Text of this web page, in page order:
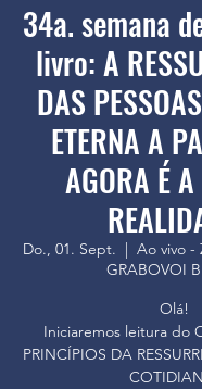
34a. semana
livro: A
DAS
ETERNA A
AGORA É
Do., 01. Sept.
  |
Ao vivo -
GRABOVOI
Olá!
Iniciaremos leitura do
PRINCÍPIOS DA